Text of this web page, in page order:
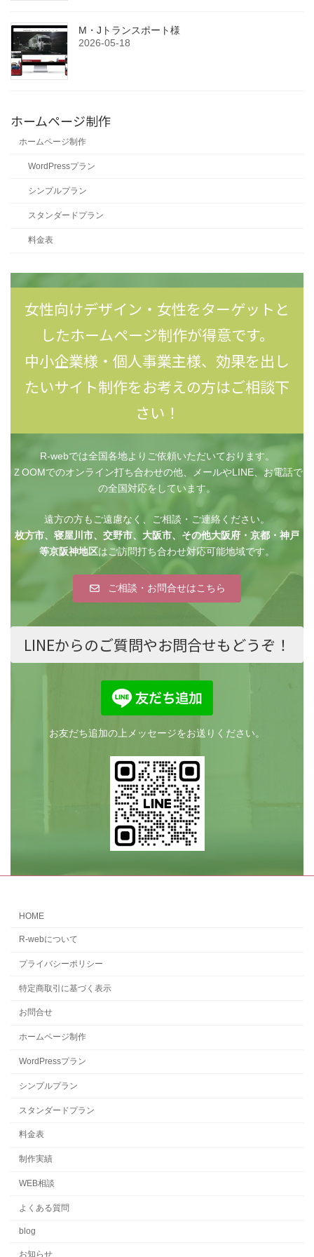
M・Jトランスポート様
2026-05-18
ホームページ制作
ホームページ制作
WordPressプラン
シンプルプラン
スタンダードプラン
料金表
女性向けデザイン・女性をターゲットと
したホームページ制作が得意です。
中小企業様・個人事業主様、効果を出し
たいサイト制作をお考えの方はご相談下
さい！
R-webでは全国各地よりご依頼いただいております。
ＺOOMでのオンライン打ち合わせの他、メールやLINE、お電話で
の全国対応をしています。
遠方の方もご遠慮なく、ご相談・ご連絡ください。
枚方市、寝屋川市、交野市、大阪市、その他大阪府・京都・神戸
等京阪神地区はご訪問打ち合わせ対応可能地域です。
ご相談・お問合せはこちら
LINEからのご質問やお問合せもどうぞ！
お友だち追加の上メッセージをお送りください。
HOME
R-webについて
プライバシーポリシー
特定商取引に基づく表示
お問合せ
ホームページ制作
WordPressプラン
シンプルプラン
スタンダードプラン
料金表
制作実績
WEB相談
よくある質問
blog
お知らせ